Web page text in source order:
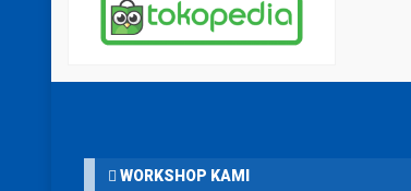
WORKSHOP KAMI